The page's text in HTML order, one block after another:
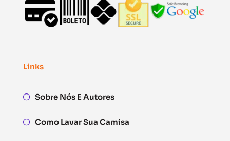
Links
Sobre Nós E Autores
Como Lavar Sua Camisa